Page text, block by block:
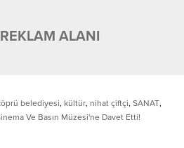
ALANI
belediyesi, kültür, nihat çiftçi, SANAT,
Ve Basın Müzesi'ne Davet Etti!